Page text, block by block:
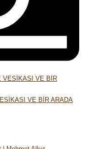
VE BİR ARADA